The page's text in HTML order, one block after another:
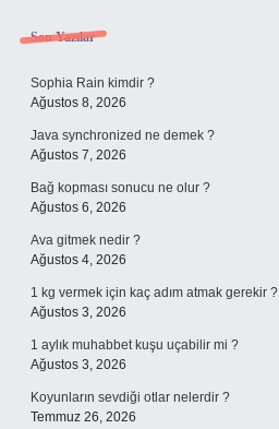
Sidebar
Son Yazılar
Sophia Rain kimdir ?
Ağustos 8, 2026
Java synchronized ne demek ?
Ağustos 7, 2026
Bağ kopması sonucu ne olur ?
Ağustos 6, 2026
Ava gitmek nedir ?
Ağustos 4, 2026
1 kg vermek için kaç adım atmak gerekir ?
Ağustos 3, 2026
1 aylık muhabbet kuşu uçabilir mi ?
Ağustos 3, 2026
Koyunların sevdiği otlar nelerdir ?
Temmuz 26, 2026